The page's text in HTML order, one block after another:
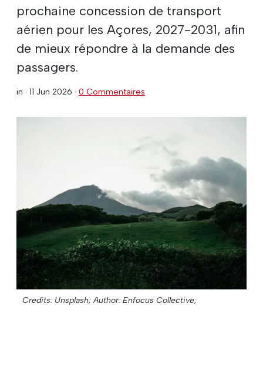
prochaine concession de transport
aérien pour les Açores, 2027-2031, afin
de mieux répondre à la demande des
passagers.
in · 11 Jun 2026 · 0 Commentaires
Credits: Unsplash; Author: Enfocus Collective;